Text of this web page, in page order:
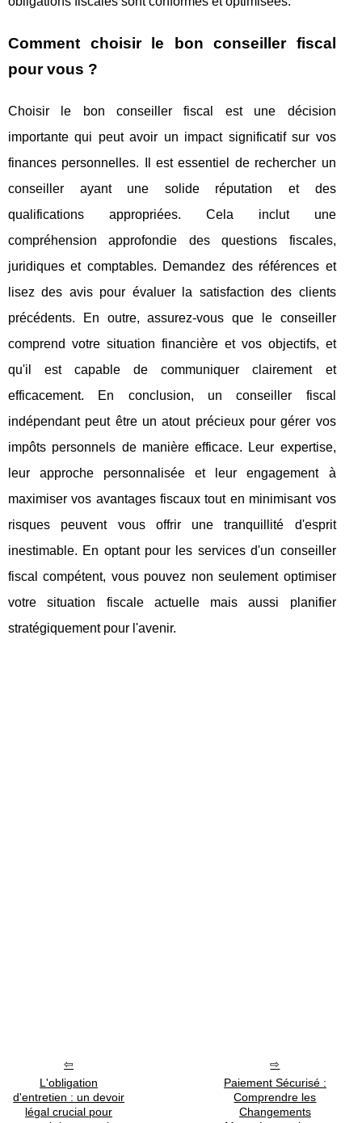
Comment choisir le bon conseiller fiscal
pour vous ?
Choisir le bon conseiller fiscal est une décision
importante qui peut avoir un impact significatif sur vos
finances personnelles. Il est essentiel de rechercher un
conseiller ayant une solide réputation et des
qualifications appropriées. Cela inclut une
compréhension approfondie des questions fiscales,
juridiques et comptables. Demandez des références et
lisez des avis pour évaluer la satisfaction des clients
précédents. En outre, assurez-vous que le conseiller
comprend votre situation financière et vos objectifs, et
qu'il est capable de communiquer clairement et
efficacement. En conclusion, un conseiller fiscal
indépendant peut être un atout précieux pour gérer vos
impôts personnels de manière efficace. Leur expertise,
leur approche personnalisée et leur engagement à
maximiser vos avantages fiscaux tout en minimisant vos
risques peuvent vous offrir une tranquillité d'esprit
inestimable. En optant pour les services d'un conseiller
fiscal compétent, vous pouvez non seulement optimiser
votre situation fiscale actuelle mais aussi planifier
stratégiquement pour l'avenir.
L'obligation
d'entretien : un devoir
légal crucial pour
Paiement Sécurisé :
Comprendre les
Changements